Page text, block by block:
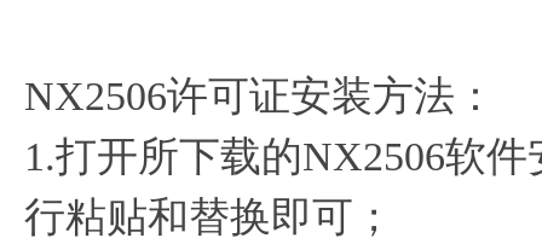
NX2506许可证安装方法：
1.打开所下载的NX2506软
行粘贴和替换即可；